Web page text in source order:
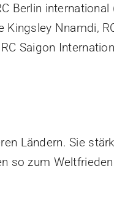
Berlin
Kingsley Nnamdi,
Saigon
Ländern. Sie
so zum